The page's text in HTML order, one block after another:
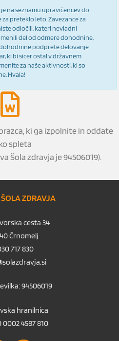
na seznamu upravičencev do
preteklo leto. Zavezance za
odločili, kateri nevladni
del od odmere dohodnine,
dohodnine podprete delovanje
ki bi sicer ostal v državnem
za naše aktivnosti, ki so
Hvala!
ki ga izpolnite in oddate
spleta
Šola zdravja je 94506019).
ZDRAVJA
cesta 34
Črnomelj
717 830
94506019
hranilnica
0002 4587 810